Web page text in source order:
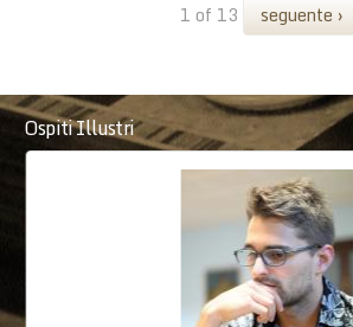
1 of 13 seguente ›
Ospiti Illustri